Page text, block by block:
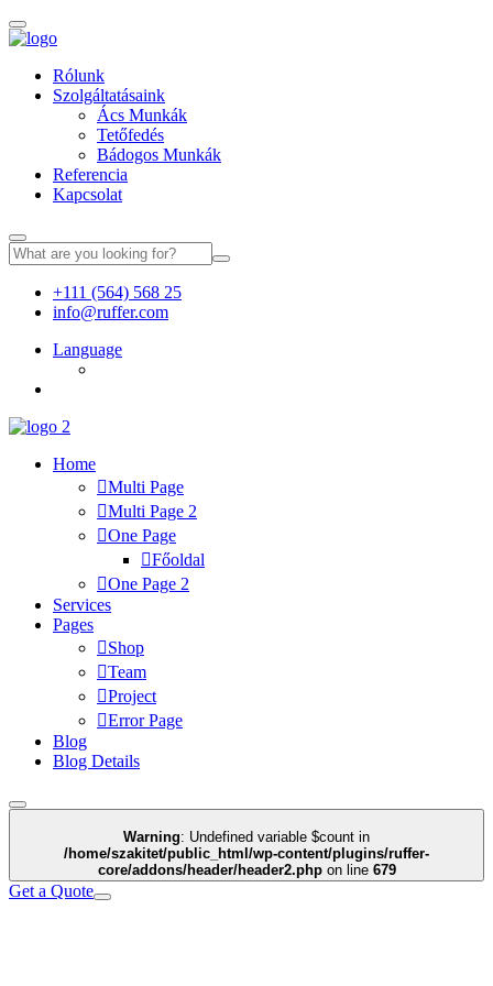
Rólunk
Szolgáltatásaink
Ács Munkák
Tetőfedés
Bádogos Munkák
Referencia
Kapcsolat
+111 (564) 568 25
info@ruffer.com
Language
Home
Multi Page
Multi Page 2
One Page
Főoldal
One Page 2
Services
Pages
Shop
Team
Project
Error Page
Blog
Blog Details
Warning
: Undefined variable $count in
/home/szakitet/public_html/wp-content/plugins/ruffer-
core/addons/header/header2.phpon line 679
Get a Quote